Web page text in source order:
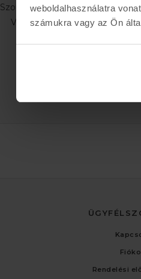
weboldalhasználatra
számukra vagy az Ön
Szombat: 10:00 - 19:00
Vasárnap: ZÁRVA
Rendelési